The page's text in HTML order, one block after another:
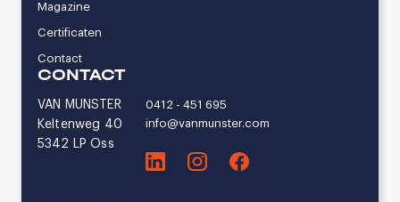
Magazine
Certificaten
Contact
CONTACT
VAN MUNSTER
Keltenweg 40
5342 LP Oss
0412 - 451 695
info@vanmunster.com